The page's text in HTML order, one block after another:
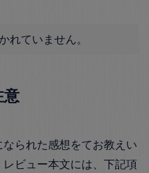
れていません。
意
られた感想をてお教えい
ビュー本文には、下記項